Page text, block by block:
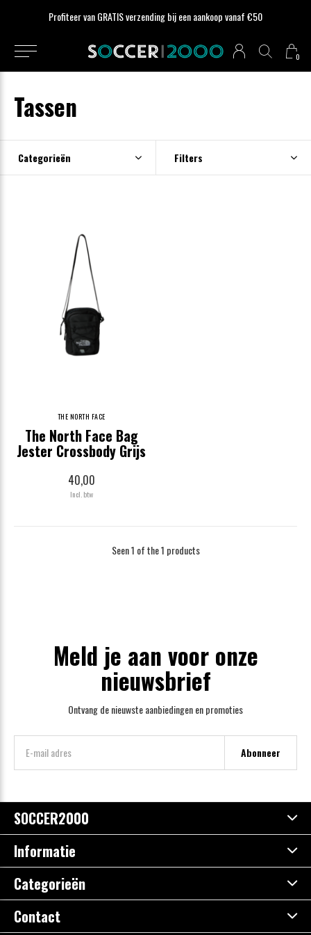
0
Profiteer van GRATIS verzending bij een aankoop vanaf €50
Tassen
Categorieën Filters
THE NORTH FACE
The North Face Bag
Jester Crossbody Grijs
40,00
Incl. btw
Seen 1 of the 1 products
Meld je aan voor onze
nieuwsbrief
Ontvang de nieuwste aanbiedingen en promoties
Abonneer
SOCCER2000
Informatie
Categorieën
Contact